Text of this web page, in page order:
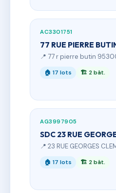
AC3301751
77 RUE PIERRE
📍 77 r pierre butin
🏠 17 lots 🏗 2 bât.
AG3997905
SDC 23 RUE
📍 23 RUE GEORGES
🏠 17 lots 🏗 2 bât.